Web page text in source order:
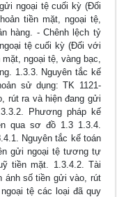
ngoại tệ cuối kỳ (Đối
tiền mặt, ngoại tệ,
hàng. - Chênh lệch tỷ
tệ cuối kỳ (Đối với
ngoại tệ, vàng bạc,
1.3.3. Nguyên tắc kế
sử dụng: TK 1121-
rút ra và hiện đang gửi
Phương pháp kế
qua sơ đồ 1.3 1.3.4.
Nguyên tắc kế toán
gửi ngoại tệ tương tự
tiền mặt. 1.3.4.2. Tài
ánh số tiền gửi vào, rút
tệ các loại đã quy